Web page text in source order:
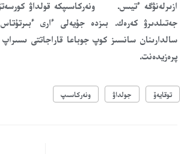
ازىرلەنۋگە ءتيىس. ونەركاسىپكە قولداۋ
جەتىلدىرۋ كەرەك. بىزدە جۇيەلى ءارى
سالدارىنان سانسىز كوپ جوباعا قاراجاتتى
پرەزيدەنت.
توقايەۆ جولداۋ ونەركاسىپ